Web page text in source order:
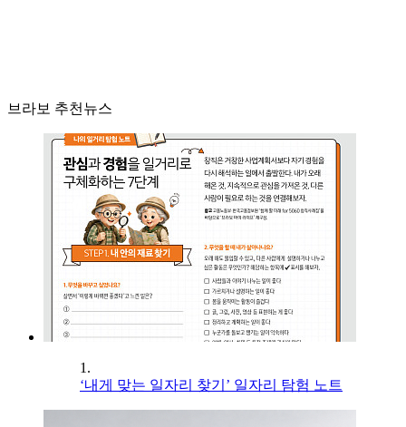
브라보 추천뉴스
1.
‘내게 맞는 일자리 찾기’ 일자리 탐험 노트